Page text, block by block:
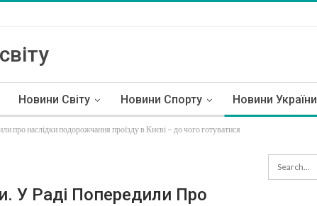
Новини Світу Новини Спорту Новини України
про наслідки подорожчання проїзду в Києві – до чого готуватися
У Раді Попередили Про